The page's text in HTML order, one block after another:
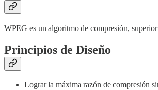
WPEG es un algoritmo de compresión,
Principios de Diseño
Lograr la máxima razón de compresión